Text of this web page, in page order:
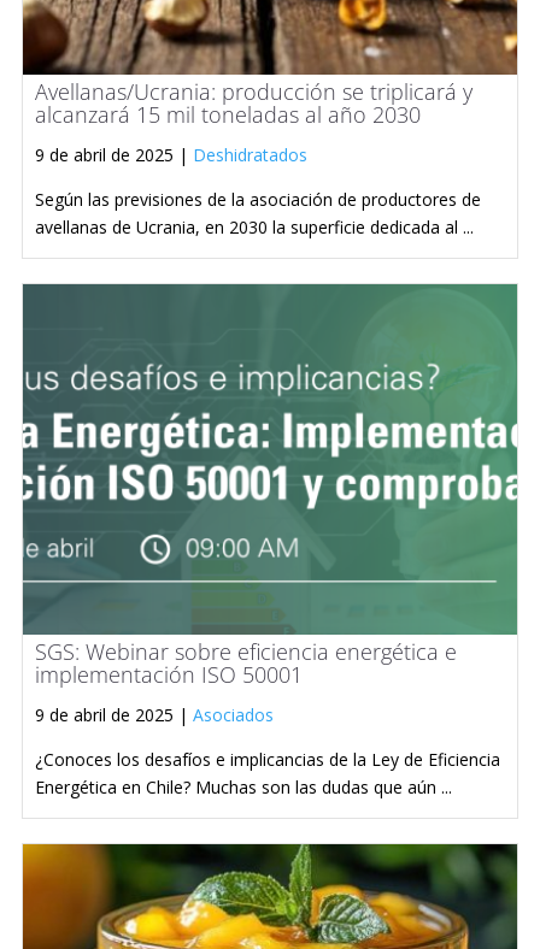
Avellanas/Ucrania: producción se triplicará y
alcanzará 15 mil toneladas al año 2030
9 de abril de 2025 | Deshidratados
Según las previsiones de la asociación de productores de
avellanas de Ucrania, en 2030 la superficie dedicada al ...
SGS: Webinar sobre eficiencia energética e
implementación ISO 50001
9 de abril de 2025 | Asociados
¿Conoces los desafíos e implicancias de la Ley de Eficiencia
Energética en Chile? Muchas son las dudas que aún ...